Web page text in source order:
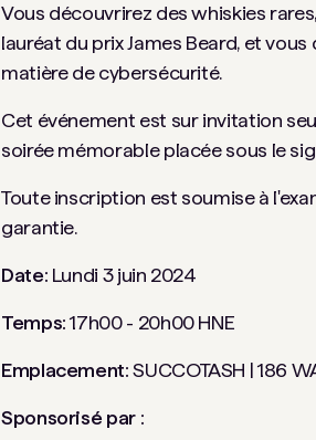
Vous découvrirez des whiskies
lauréat du prix James Beard, et
matière de cybersécurité.
Cet événement est sur invitation
soirée mémorable placée sous le
Toute inscription est soumise à
garantie.
Date: Lundi 3 juin 2024
Temps:17h00 - 20h00 HNE
Emplacement:SUCCOTASH | 186
Sponsorisé par :